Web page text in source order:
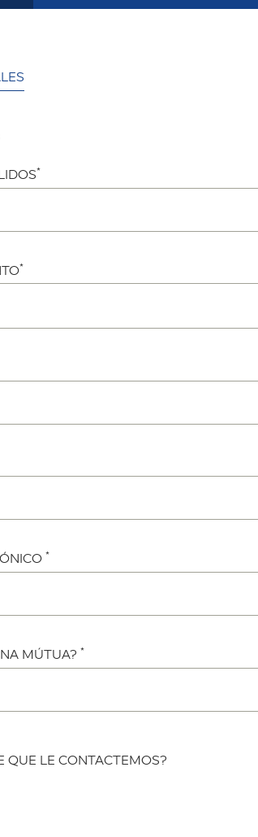
*
*
*
MÚTUA?*
QUE LE CONTACTEMOS?